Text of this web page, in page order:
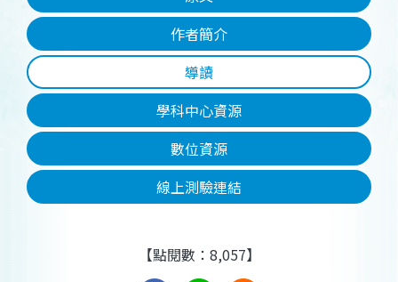
作者簡介
導讀
學科中心資源
數位資源
線上測驗連結
【點閱數：8,057】